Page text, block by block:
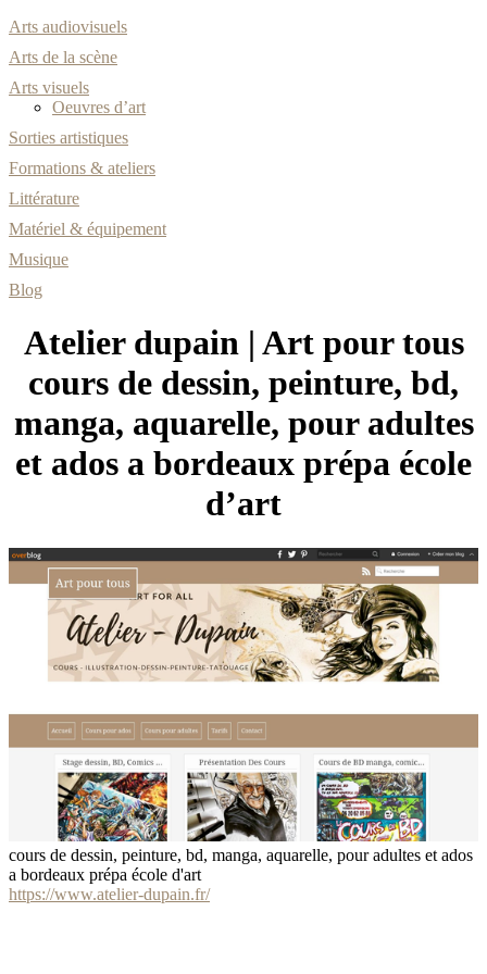
Arts audiovisuels
Arts de la scène
Arts visuels
Oeuvres d’art
Sorties artistiques
Formations & ateliers
Littérature
Matériel & équipement
Musique
Blog
Atelier dupain | Art pour tous
cours de dessin, peinture, bd,
manga, aquarelle, pour adultes
et ados a bordeaux prépa école
d’art
cours de dessin, peinture, bd, manga, aquarelle, pour adultes et ados
a bordeaux prépa école d'art
https://www.atelier-dupain.fr/